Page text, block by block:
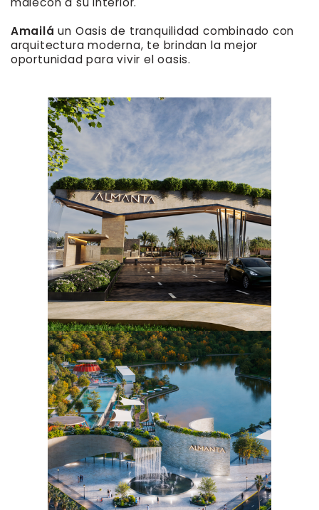
Amailá un Oasis de tranquilidad combinado con ​
arquitectura moderna, te brindan la mejor ​
oportunidad para vivir el oasis.